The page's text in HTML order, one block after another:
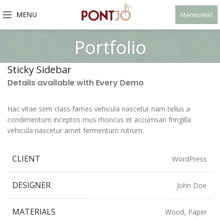
MENU Méretvétel
Portfolio
Sticky Sidebar
Details available with Every Demo
Hac vitae sem class fames vehicula nascetur nam tellus a
condimentum inceptos mus rhoncus et accumsan fringilla
vehicula nascetur amet fermentum rutrum.
CLIENT WordPress
DESIGNER John Doe
MATERIALS Wood, Paper